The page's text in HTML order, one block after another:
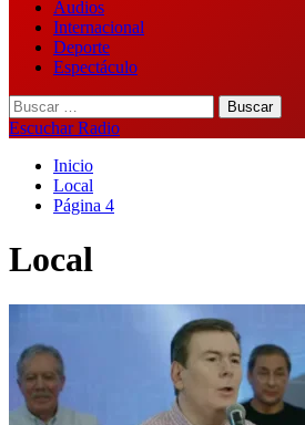
Audios
Internacional
Deporte
Espectáculo
Buscar:
Escuchar Radio
Inicio
Local
Página 4
Local